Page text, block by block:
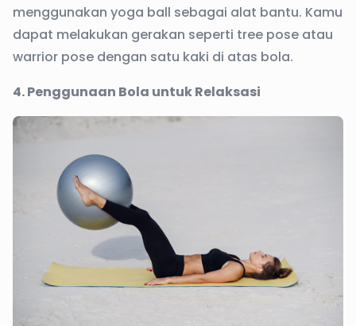
menggunakan yoga ball sebagai alat bantu. Kamu
dapat melakukan gerakan seperti tree pose atau
warrior pose dengan satu kaki di atas bola.
4. Penggunaan Bola untuk Relaksasi